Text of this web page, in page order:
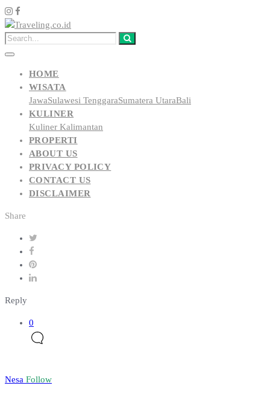
HOME
WISATA
JawaSulawesi TenggaraSumatera UtaraBali
KULINER
Kuliner Kalimantan
PROPERTI
ABOUT US
PRIVACY POLICY
CONTACT US
DISCLAIMER
Share
Reply
0
Nesa Follow